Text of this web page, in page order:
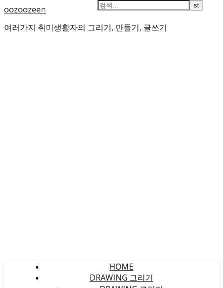
oozoozeen
여러가지 취미생활자의 그리기, 만들기, 글쓰기
HOME
DRAWING 그리기